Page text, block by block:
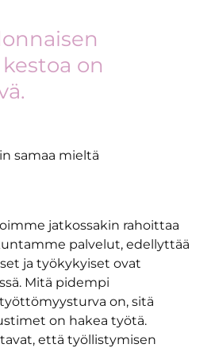
on
samaa mieltä
jatkossakin rahoittaa
palvelut, edellyttää
ja työkykyiset ovat
Mitä pidempi
on, sitä
on hakea työtä.
että työllistymisen